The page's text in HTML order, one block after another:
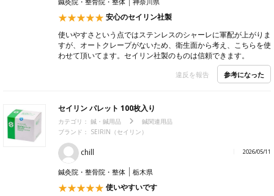
安心のセイリン社製
使いやすさという点ではステンレスのシャーレに軍配が上がりま
すが、オートクレープがないため、衛生面から考え、こちらを使
わせて頂いてます。セイリン社製のものは信頼できます。
違反を報告 参考になった
セイリン パレット 100枚入り
カテゴリ： 鍼・鍼用品
鍼関連用品
ブランド： SEIRIN（セイリン）
chill 2026/05/11
鍼灸院・整骨院・整体 栃木県
使いやすいです